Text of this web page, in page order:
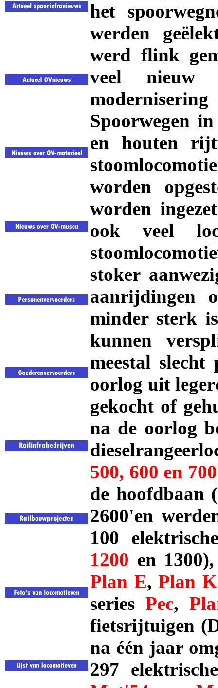
het
werden
werd flink
veel nieuw
Spoorwegen
en houten
worden
worden
ook veel
stoker
aanrijdingen
minder sterk
kunnen
meestal slecht
oorlog uit
gekocht of
na de oorlog
500, 600 en 700
de hoofdbaan
2600'en
100
1200 en
Plan E,Plan K
seriesPec,
fietsrijtuigen
na één jaar
297